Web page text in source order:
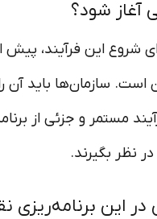
آغاز شود؟
شروع این فرآیند، پیش
است. سازمان‌ها باید آن
مستمر و جزئی از
نظر بگیرند.
در این برنامه‌ریزی